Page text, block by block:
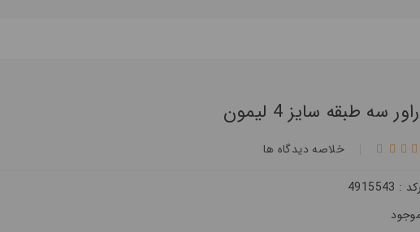
سه طبقه سایز 4 لیمون
خلاصه ديدگاه ها
: 4915543